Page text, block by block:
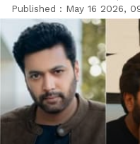
Published : May 16 2026,